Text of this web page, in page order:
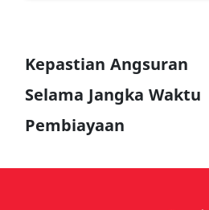
Kepastian Angsuran
Selama Jangka Waktu
Pembiayaan